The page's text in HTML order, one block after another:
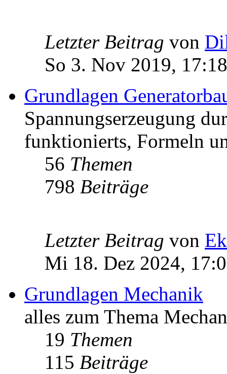
Letzter Beitrag von
So 3. Nov 2019, 17:18
Grundlagen
Spannungserzeugung
funktionierts, Formeln
56 Themen
798 Beiträge
Letzter Beitrag von
Mi 18. Dez 2024,
Grundlagen Mechanik
alles zum Thema
19 Themen
115 Beiträge